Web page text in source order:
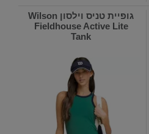
גופיית טניס וילסון Wilson
Fieldhouse Active Lite
Tank